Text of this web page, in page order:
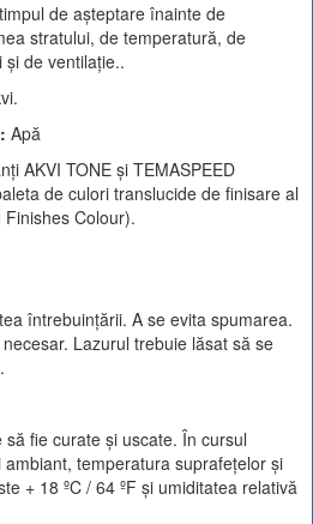
de aşteptare înainte de
stratului, de temperatură, de
de ventilaţie..
Apă
AKVI TONE şi TEMASPEED
de culori translucide de finisare al
Colour).
întrebuinţării. A se evita spumarea.
Lazurul trebuie lăsat să se
fie curate şi uscate. În cursul
temperatura suprafeţelor şi
+ 18 ºC / 64 ºF şi umiditatea relativă